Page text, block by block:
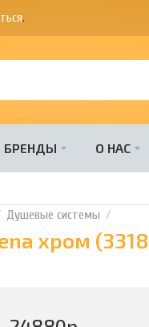
.
БРЕНДЫ О НАС
Душевые системы
хром